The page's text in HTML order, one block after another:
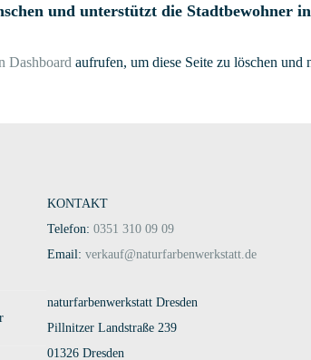
und unterstützt die Stadtbewohner
Dashboard aufrufen, um diese Seite zu löschen und
KONTAKT
Telefon: 0351 310 09 09
Email: verkauf@naturfarbenwerkstatt.de
naturfarbenwerkstatt Dresden
Pillnitzer Landstraße 239
01326 Dresden